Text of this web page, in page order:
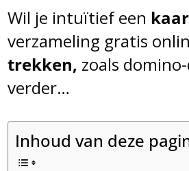
Wil je intuïtief een
verzameling gratis
trekken, zoals
verder…
Inhoud van deze